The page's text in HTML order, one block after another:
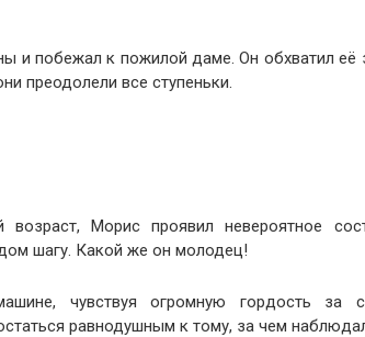
и побежал к пожилой даме. Он обхватил её
преодолели все ступеньки.
Морис проявил невероятное
шагу. Какой же он молодец!
чувствуя огромную гордость за
равнодушным к тому, за чем